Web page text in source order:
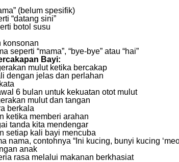
(belum spesifik)
“datang sini”
botol susu
konsonan
seperti “mama”, “bye-bye” atau “hai”
Bayi:
mulut ketika bercakap
dengan jelas dan perlahan
6 bulan untuk kekuatan otot mulut
mulut dan tangan
berkala
ketika memberi arahan
tanda kita mendengar
setiap kali bayi mencuba
nama, contohnya “Ini kucing, bunyi kucing
anak
rasa melalui makanan berkhasiat